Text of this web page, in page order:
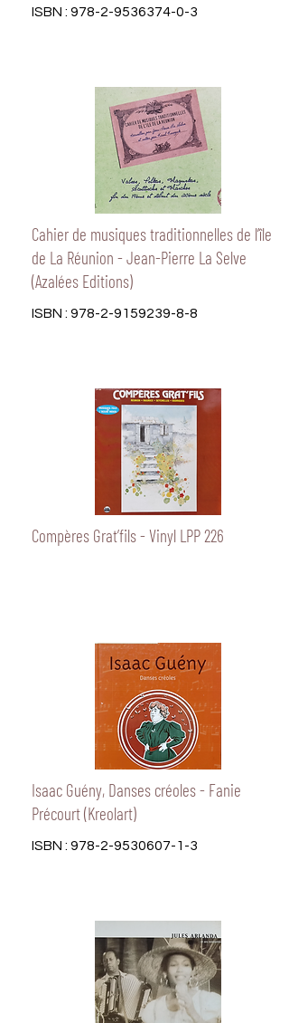
ISBN : 978-2-9536374-0-3
Cahier de musiques traditionnelles de l’île
de La Réunion - Jean-Pierre La Selve
(Azalées Editions)
ISBN : 978-2-9159239-8-8
Compères Grat’fils - Vinyl LPP 226
Isaac Guény, Danses créoles - Fanie
Précourt (Kreolart)
ISBN : 978-2-9530607-1-3